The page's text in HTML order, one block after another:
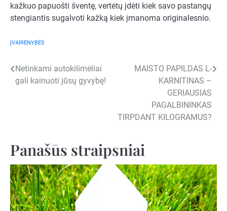
kažkuo papuošti šventę, vertėtų įdėti kiek savo pastangų
stengiantis sugalvoti kažką kiek įmanoma originalesnio.
ĮVAIRENYBĖS
Navigacija
tarp
Netinkami autokilimėliai
gali kainuoti jūsų gyvybę!
MAISTO PAPILDAS L-
KARNITINAS –
GERIAUSIAS
PAGALBININKAS
TIRPDANT KILOGRAMUS?
Panašūs straipsniai